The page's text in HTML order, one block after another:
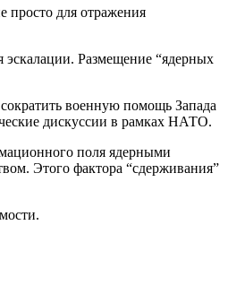
просто для отражения
эскалации. Размещение “ядерных
военную помощь Запада
дискуссии в рамках НАТО.
поля ядерными
Этого фактора “сдерживания”